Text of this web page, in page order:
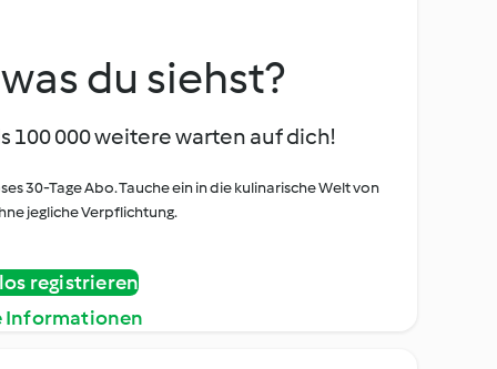
du siehst?
100 000 weitere warten auf dich!
30-Tage Abo. Tauche ein in die kulinarische Welt von
jegliche Verpflichtung.
registrieren
Informationen